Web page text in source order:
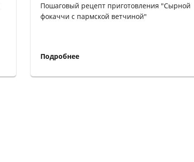
Пошаговый рецепт приготовления "Сырной
фокаччи с пармской ветчиной"
Подробнее